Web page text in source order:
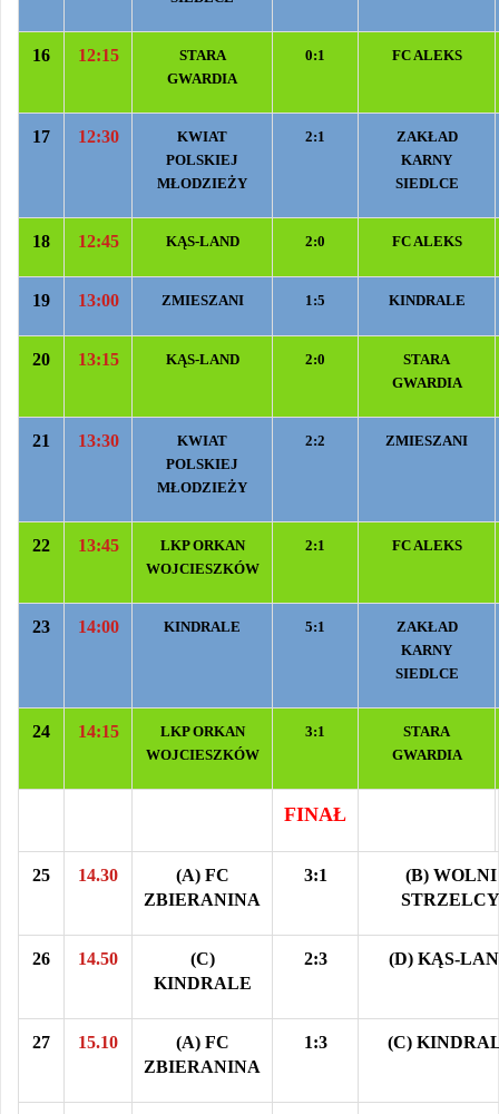
16 12:15
STARA
GWARDIA
0:1 FC ALEKS
17 12:30
KWIAT
POLSKIEJ
MŁODZIEŻY
2:1
ZAKŁAD
KARNY
SIEDLCE
18 12:45 KĄS-LAND 2:0 FC ALEKS
19 13:00 ZMIESZANI 1:5 KINDRALE
20 13:15 KĄS-LAND 2:0
STARA
GWARDIA
21 13:30
KWIAT
POLSKIEJ
MŁODZIEŻY
2:2 ZMIESZANI
22 13:45
LKP ORKAN
WOJCIESZKÓW
2:1 FC ALEKS
23 14:00 KINDRALE 5:1
ZAKŁAD
KARNY
SIEDLCE
24 14:15
LKP ORKAN
WOJCIESZKÓW
3:1
STARA
GWARDIA
FINAŁ
25 14.30
(A) FC
ZBIERANINA
3:1
(B) WOLNI
STRZELCY
26 14.50
(C)
KINDRALE
2:3 (D) KĄS-
27 15.10
(A) FC
ZBIERANINA
1:3 (C)